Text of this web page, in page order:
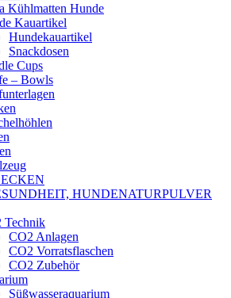
Kühlmatten Hunde
Kauartikel
Hundekauartikel
Snackdosen
Cups
– Bowls
HUNDENATURPULVER
Technik
CO2 Anlagen
CO2 Vorratsflaschen
CO2 Zubehör
Süßwasseraquarium